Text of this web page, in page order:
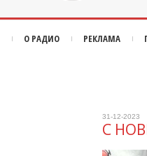
О РАДИО РЕКЛАМА
31-12-2023
С